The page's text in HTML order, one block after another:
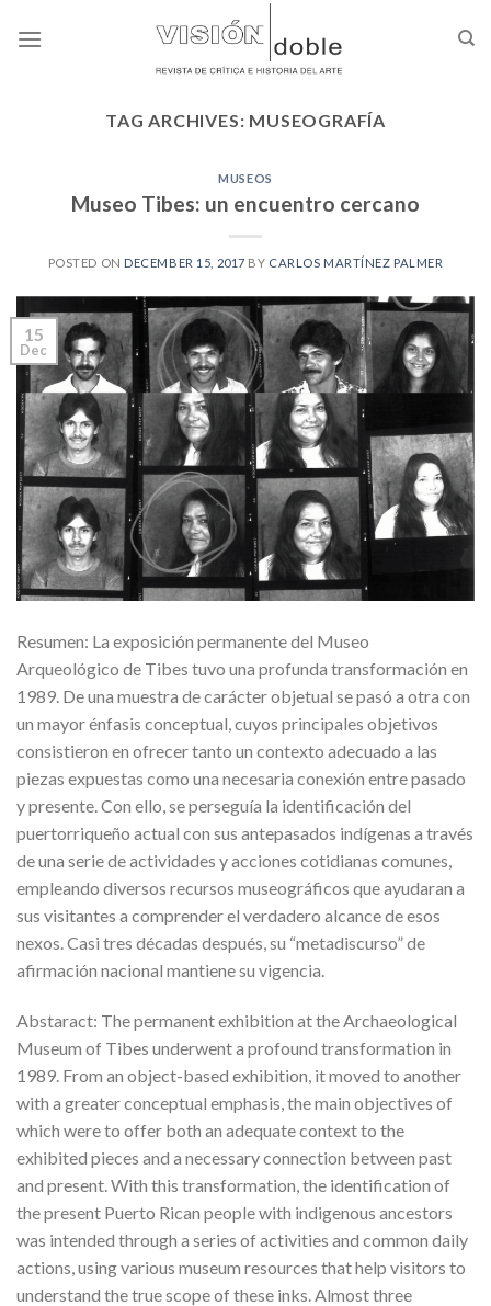
TAG ARCHIVES: MUSEOGRAFÍA
MUSEOS
Museo Tibes: un encuentro cercano
POSTED ON DECEMBER 15, 2017 BY CARLOS MARTÍNEZ PALMER
15
Dec
Resumen: La exposición permanente del Museo
Arqueológico de Tibes tuvo una profunda transformación en
1989. De una muestra de carácter objetual se pasó a otra con
un mayor énfasis conceptual, cuyos principales objetivos
consistieron en ofrecer tanto un contexto adecuado a las
piezas expuestas como una necesaria conexión entre pasado
y presente. Con ello, se perseguía la identificación del
puertorriqueño actual con sus antepasados indígenas a través
de una serie de actividades y acciones cotidianas comunes,
empleando diversos recursos museográficos que ayudaran a
sus visitantes a comprender el verdadero alcance de esos
nexos. Casi tres décadas después, su “metadiscurso” de
afirmación nacional mantiene su vigencia.
Abstaract: The permanent exhibition at the Archaeological
Museum of Tibes underwent a profound transformation in
1989. From an object-based exhibition, it moved to another
with a greater conceptual emphasis, the main objectives of
which were to offer both an adequate context to the
exhibited pieces and a necessary connection between past
and present. With this transformation, the identification of
the present Puerto Rican people with indigenous ancestors
was intended through a series of activities and common daily
actions, using various museum resources that help visitors to
understand the true scope of these inks. Almost three